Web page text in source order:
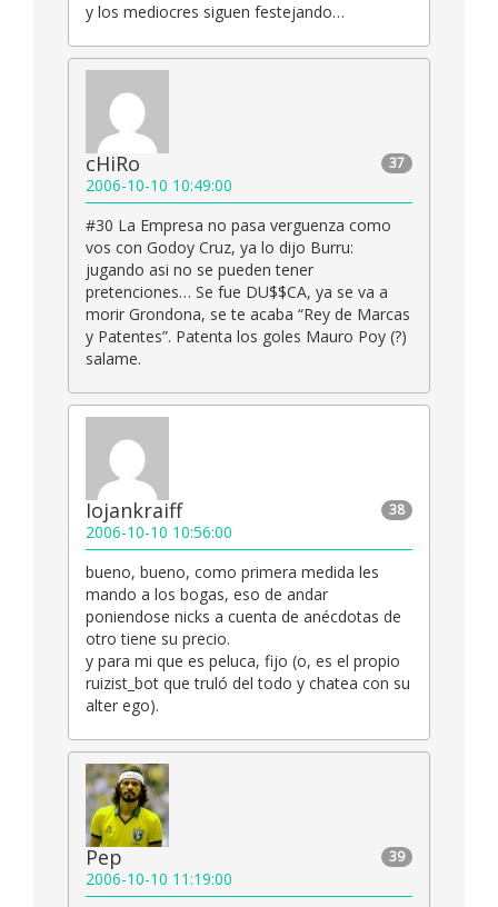
y los mediocres siguen festejando…
37
cHiRo
2006-10-10 10:49:00
#30 La Empresa no pasa verguenza como
vos con Godoy Cruz, ya lo dijo Burru:
jugando asi no se pueden tener
pretenciones… Se fue DU$$CA, ya se va a
morir Grondona, se te acaba “Rey de Marcas
y Patentes”. Patenta los goles Mauro Poy (?)
salame.
38
Iojankraiff
2006-10-10 10:56:00
bueno, bueno, como primera medida les
mando a los bogas, eso de andar
poniendose nicks a cuenta de anécdotas de
otro tiene su precio.
y para mi que es peluca, fijo (o, es el propio
ruizist_bot que truló del todo y chatea con su
alter ego).
39
Pep
2006-10-10 11:19:00